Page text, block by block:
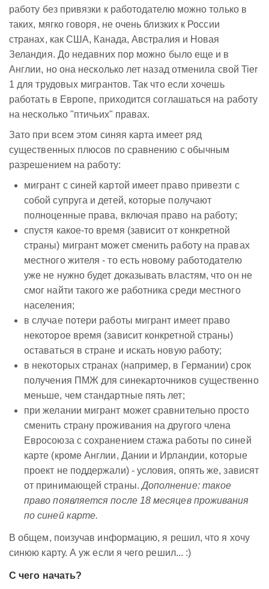
работу без привязки к работодателю можно только в
таких, мягко говоря, не очень близких к России
странах, как США, Канада, Австралия и Новая
Зеландия. До недавних пор можно было еще и в
Англии, но она несколько лет назад отменила свой Tier
1 для трудовых мигрантов. Так что если хочешь
работать в Европе, приходится соглашаться на работу
на несколько "птичьих" правах.
Зато при всем этом синяя карта имеет ряд
существенных плюсов по сравнению с обычным
разрешением на работу:
мигрант с синей картой имеет право привезти с
собой супруга и детей, которые получают
полноценные права, включая право на работу;
спустя какое-то время (зависит от конкретной
страны) мигрант может сменить работу на правах
местного жителя - то есть новому работодателю
уже не нужно будет доказывать властям, что он не
смог найти такого же работника среди местного
населения;
в случае потери работы мигрант имеет право
некоторое время (зависит конкретной страны)
оставаться в стране и искать новую работу;
в некоторых странах (например, в Германии) срок
получения ПМЖ для синекарточников существенно
меньше, чем стандартные пять лет;
при желании мигрант может сравнительно просто
сменить страну проживания на другого члена
Евросоюза с сохранением стажа работы по синей
карте (кроме Англии, Дании и Ирландии, которые
проект не поддержали) - условия, опять же, зависят
от принимающей страны.Дополнение: такое
право появляется после 18 месяцев проживания
по синей карте.
В общем, поизучав информацию, я решил, что я хочу
синюю карту. А уж если я чего решил... :)
С чего начать?